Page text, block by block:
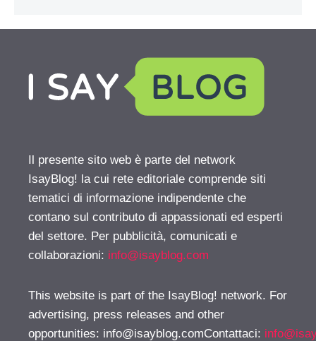
Il presente sito web è parte del network
IsayBlog! la cui rete editoriale comprende siti
tematici di informazione indipendente che
contano sul contributo di appassionati ed esperti
del settore. Per pubblicità, comunicati e
collaborazioni: info@isayblog.com
This website is part of the IsayBlog! network. For
advertising, press releases and other
opportunities: info@isayblog.comContattaci: